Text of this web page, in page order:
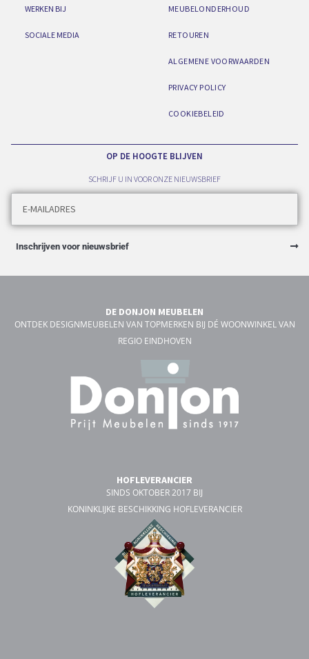
WERKEN BIJ
SOCIALE MEDIA
MEUBELONDERHOUD
RETOUREN
ALGEMENE VOORWAARDEN
PRIVACY POLICY
COOKIEBELEID
OP DE HOOGTE BLIJVEN
SCHRIJF U IN VOOR ONZE NIEUWSBRIEF
Inschrijven voor nieuwsbrief
DE DONJON MEUBELEN
ONTDEK DESIGNMEUBELEN VAN TOPMERKEN BIJ DÉ WOONWINKEL VAN
REGIO EINDHOVEN
HOFLEVERANCIER
SINDS OKTOBER 2017 BIJ
KONINKLIJKE BESCHIKKING HOFLEVERANCIER